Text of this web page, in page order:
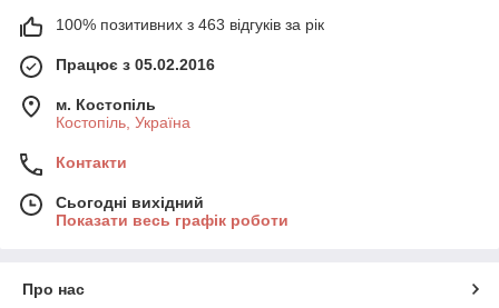
100% позитивних з 463 відгуків за рік
Працює з 05.02.2016
м. Костопіль
Костопіль, Україна
Контакти
Сьогодні вихідний
Показати весь графік роботи
Про нас